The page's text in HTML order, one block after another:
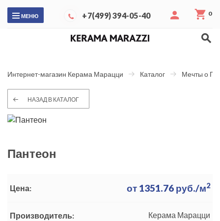
МЕНЮ +7(499) 394-05-40 0
Интернет-магазин Керама Марацци Каталог Мечты о
НАЗАД В КАТАЛОГ
Пантеон
Цена: от 1351.76 руб./м2
Производитель: Керама Марацци